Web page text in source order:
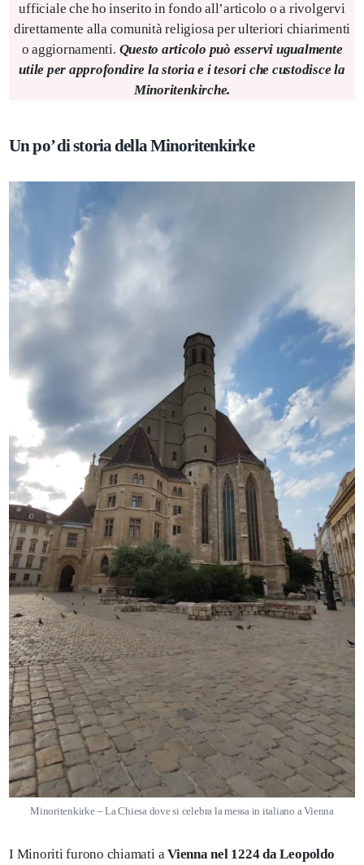
ufficiale che ho inserito in fondo all’articolo o a rivolgervi
direttamente alla comunità religiosa per ulteriori chiarimenti
o aggiornamenti. Questo articolo può esservi ugualmente
utile per approfondire la storia e i tesori che custodisce la
Minoritenkirche.
Un po’ di storia della Minoritenkirke
Minoritenkirke – La Chiesa dove si celebra la messa in italiano a Vienna
I Minoriti furono chiamati aVienna nel 1224 da Leopoldo